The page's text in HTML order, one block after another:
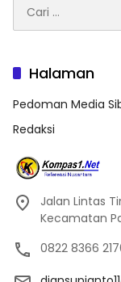
untuk:
Halaman
Pedoman Media
Redaksi
Jalan Lintas
Kecamatan
0822 8366